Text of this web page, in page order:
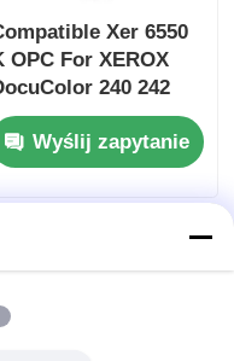
Xer 6550
OPC For XEROX
240 242
250 252
Wyślij zapytanie